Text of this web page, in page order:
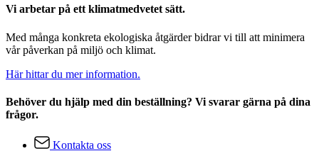
Vi arbetar på ett klimatmedvetet sätt.
Med många konkreta ekologiska åtgärder bidrar vi till att minimera
vår påverkan på miljö och klimat.
Här hittar du mer information.
Behöver du hjälp med din beställning? Vi svarar gärna på dina
frågor.
Kontakta oss